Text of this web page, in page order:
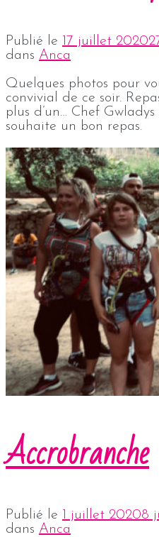
Publié le 17 juillet 2020
dans Anca
Quelques photos pour
convivial de ce soir.
plus d’un… Chef
souhaite un bon repas.
Accrobranche
Publié le 1 juillet 20208
dans Anca